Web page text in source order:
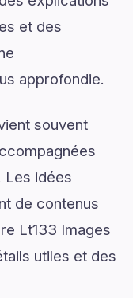
et des
approfondie.
souvent
Les idées
de contenus
Lt133 Images
utiles et des